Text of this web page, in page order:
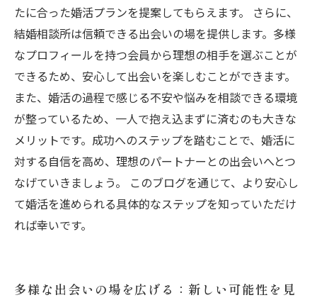
たに合った婚活プランを提案してもらえます。 さらに、
結婚相談所は信頼できる出会いの場を提供します。多様
なプロフィールを持つ会員から理想の相手を選ぶことが
できるため、安心して出会いを楽しむことができます。
また、婚活の過程で感じる不安や悩みを相談できる環境
が整っているため、一人で抱え込まずに済むのも大きな
メリットです。成功へのステップを踏むことで、婚活に
対する自信を高め、理想のパートナーとの出会いへとつ
なげていきましょう。 このブログを通じて、より安心し
て婚活を進められる具体的なステップを知っていただけ
れば幸いです。
多様な出会いの場を広げる：新しい可能性を見